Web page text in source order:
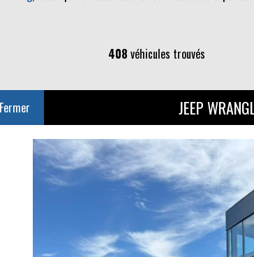
408 véhicules trouvés
JEEP